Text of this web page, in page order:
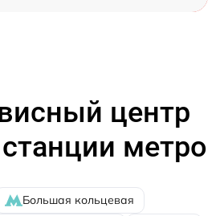
центр
метро
Большая кольцевая